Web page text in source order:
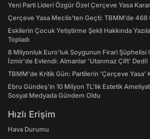
Yeni Parti Lideri Özgür Özel Çerçeve Yasa
Çerçeve Yasa Meclis’ten Geçti: TBMM’de 468
Eskilerin Çocuk Yetiştirme Şekli Hakkında
Topladı
8 Milyonluk Euro'luk Soygunun Firari Şüphelisi
İzmir'de Evlendi: Almanlar 'Utanmaz Çift' Dedi!
TBMM'de Kritik Gün: Partilerin 'Çerçeve Yasa'
Ebru Gündeş'in 10 Milyon TL'lik Estetik Ameliyat
Sosyal Medyada Gündem Oldu
Hızlı Erişim
Hava Durumu